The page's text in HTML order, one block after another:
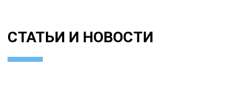
СТАТЬИ И НОВОСТИ